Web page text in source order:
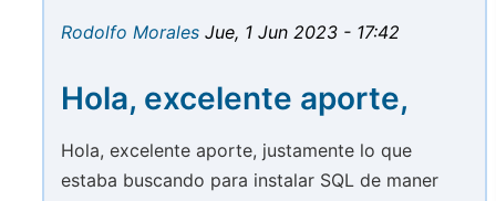
Rodolfo Morales Jue, 1 Jun 2023 - 17:42
Hola, excelente aporte,
Hola, excelente aporte, justamente lo que
estaba buscando para instalar SQL de maner